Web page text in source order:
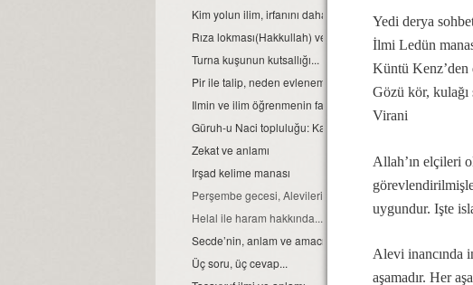
Kim yolun ilim, irfanını daha iyi biliyor?
Rıza lokması(Hakkullah) ve anlamı.
Turna kuşunun kutsallığı...
Pir ile talip, neden evlenemezler?
Ilmin ve ilim öğrenmenin faydası...
Güruh-u Naci topluluğu: Kavramsal ve Tarihsel konumu
Zekat ve anlamı
Irşad kelime manası
Perşembe gecesi, Alevilerin cem gecesidir...
Helal ile haram hakkında...
Secde’nin, anlam ve amacı.
Üç soru, üç cevap...
Yedi derya
İlmi Ledün
Küntü Kenz’den
Gözü kör, kulağı
Virani
Allah’ın elçileri
uygundur. Işte
Alevi inancında
aşamadır. Her